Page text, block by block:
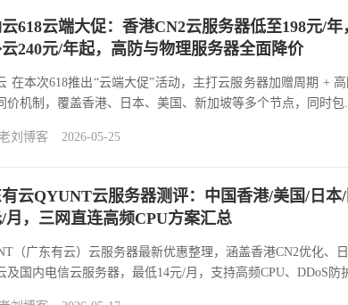
618云端大促：香港CN2云服务器低至198元/
240元/年起，高防与物理服务器全面降价
在本次618推出“云端大促”活动，主打云服务器加赠周期 +
价机制，覆盖香港、日本、美国、新加坡等多个节点，同时包...
刘博客 2026-05-25
云QYUNT云服务器测评：中国香港/美国/日本
/月，三网直连高频CPU方案汇总
（广东有云）云服务器最新优惠整理，涵盖香港CN2优化、
及国内电信云服务器，最低14元/月，支持高频CPU、DDoS防